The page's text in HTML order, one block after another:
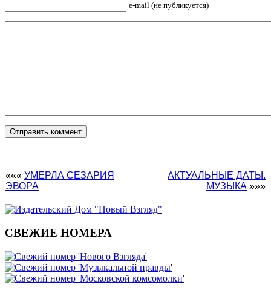
e-mail (не публикуется)
««« УМЕРЛА СЕЗАРИЯ
ЭВОРА
АКТУАЛЬНЫЕ ДАТЫ.
МУЗЫКА »»»
СВЕЖИЕ НОМЕРА